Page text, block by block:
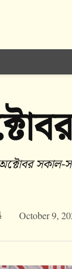
সকাল-
October 9,